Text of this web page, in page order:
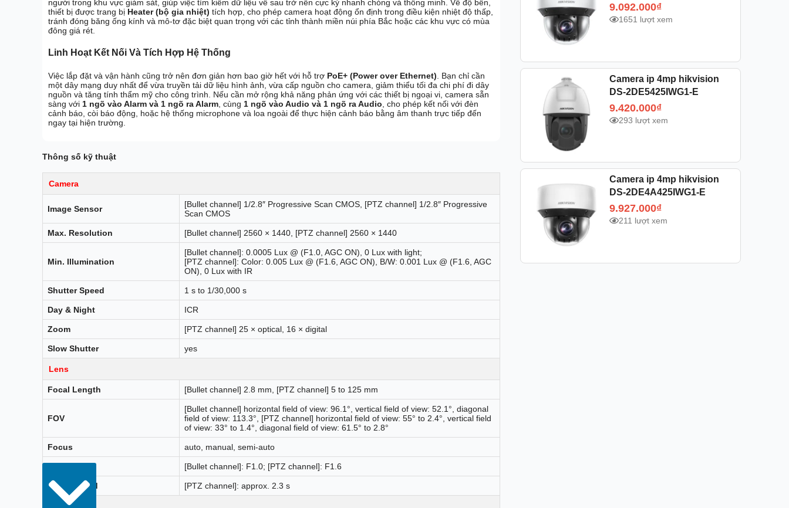
người trong khu vực giám sát, giúp việc tìm kiếm dữ liệu về sau trở nên cực kỳ nhanh chóng và thông minh. Về độ bền,
thiết bị được trang bị Heater (bộ gia nhiệt) tích hợp, cho phép camera hoạt động ổn định trong điều kiện nhiệt độ thấp,
tránh đóng băng ống kính và mô-tơ đặc biệt quan trọng với các tỉnh thành miền núi phía Bắc hoặc các khu vực có mùa
đông giá rét.
Linh Hoạt Kết Nối Và Tích Hợp Hệ Thống
Việc lắp đặt và vận hành cũng trở nên đơn giản hơn bao giờ hết với hỗ trợ PoE+ (Power over Ethernet) . Bạn chỉ cần
một dây mạng duy nhất để vừa truyền tải dữ liệu hình ảnh, vừa cấp nguồn cho camera, giảm thiểu tối đa chi phí đi dây
nguồn và tăng tính thẩm mỹ cho công trình. Nếu cần mở rộng khả năng phản ứng với các thiết bị ngoại vi, camera sẵn
sàng với 1 ngõ vào Alarm và 1 ngõ ra Alarm , cùng 1 ngõ vào Audio và 1 ngõ ra Audio , cho phép kết nối với đèn
cảnh báo, còi báo động, hoặc hệ thống microphone và loa ngoài để thực hiện cảnh báo bằng âm thanh trực tiếp đến
ngay tại hiện trường.
Thông số kỹ thuật
Camera
Image Sensor
[Bullet channel] 1/2.8″ Progressive Scan CMOS, [PTZ channel] 1/2.8″ Progressive
Scan CMOS
Max. Resolution [Bullet channel] 2560 × 1440, [PTZ channel] 2560 × 1440
Min. Illumination
[Bullet channel]: 0.0005 Lux @ (F1.0, AGC ON), 0 Lux with light;
[PTZ channel]: Color: 0.005 Lux @ (F1.6, AGC ON), B/W: 0.001 Lux @ (F1.6, AGC
ON), 0 Lux with IR
Shutter Speed 1 s to 1/30,000 s
Day & Night ICR
Zoom [PTZ channel] 25 × optical, 16 × digital
Slow Shutter yes
Lens
Focal Length [Bullet channel] 2.8 mm, [PTZ channel] 5 to 125 mm
FOV
[Bullet channel] horizontal field of view: 96.1°, vertical field of view: 52.1°, diagonal
field of view: 113.3°, [PTZ channel] horizontal field of view: 55° to 2.4°, vertical field
of view: 33° to 1.4°, diagonal field of view: 61.5° to 2.8°
Focus auto, manual, semi-auto
[Bullet channel]: F1.0; [PTZ channel]: F1.6
Zoom Speed [PTZ channel]: approx. 2.3 s
Illuminator
9.092.000₫
1651 lượt xem
Camera ip 4mp hikvision
DS-2DE5425IWG1-E
9.420.000₫
293 lượt xem
Camera ip 4mp hikvision
DS-2DE4A425IWG1-E
9.927.000₫
211 lượt xem